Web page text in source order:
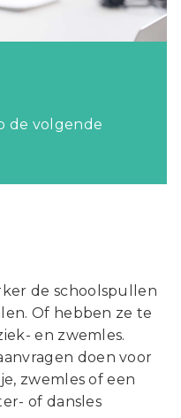
de volgende
de schoolspullen
Of hebben ze te
en zwemles.
doen voor
zwemles of een
of dansles